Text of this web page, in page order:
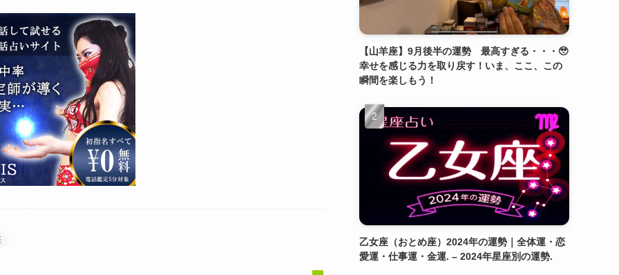
【山羊座】9月後半の運勢 最高すぎる・・・🥹
幸せを感じる力を取り戻す！いま、ここ、この
瞬間を楽しもう！
乙女座（おとめ座）2024年の運勢｜全体運・恋
愛運・仕事運・金運. – 2024年星座別の運勢.